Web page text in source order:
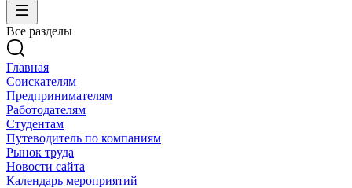
Все разделы
Главная
Соискателям
Предпринимателям
Работодателям
Студентам
Путеводитель по компаниям
Рынок труда
Новости сайта
Календарь мероприятий